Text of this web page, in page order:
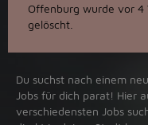
Offenburg wurde vor 4
gelöscht.
Du suchst nach einem
Jobs für dich parat! Hier
verschiedensten Jobs